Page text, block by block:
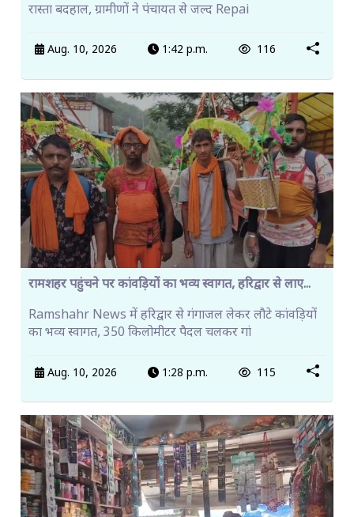
रास्ता बदहाल, ग्रामीणों ने पंचायत से जल्द Repai
Aug. 10, 2026 1:42 p.m. 116
रामशहर पहुंचने पर कांवड़ियों का भव्य स्वागत, हरिद्वार से लाए...
Ramshahr News में हरिद्वार से गंगाजल लेकर लौटे कांवड़ियों
का भव्य स्वागत, 350 किलोमीटर पैदल चलकर गां
Aug. 10, 2026 1:28 p.m. 115